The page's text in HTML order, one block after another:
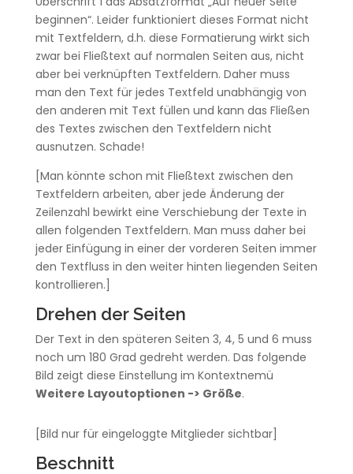
beginnen“. Leider funktioniert dieses Format nicht
mit Textfeldern, d.h. diese Formatierung wirkt sich
zwar bei Fließtext auf normalen Seiten aus, nicht
aber bei verknüpften Textfeldern. Daher muss
man den Text für jedes Textfeld unabhängig von
den anderen mit Text füllen und kann das Fließen
des Textes zwischen den Textfeldern nicht
ausnutzen. Schade!
[Man könnte schon mit Fließtext zwischen den
Textfeldern arbeiten, aber jede Änderung der
Zeilenzahl bewirkt eine Verschiebung der Texte in
allen folgenden Textfeldern. Man muss daher bei
jeder Einfügung in einer der vorderen Seiten immer
den Textfluss in den weiter hinten liegenden Seiten
kontrollieren.]
Drehen der Seiten
Der Text in den späteren Seiten 3, 4, 5 und 6 muss
noch um 180 Grad gedreht werden. Das folgende
Bild zeigt diese Einstellung im Kontextnemü
Weitere Layoutoptionen -> Größe.
[Bild nur für eingeloggte Mitglieder sichtbar]
Beschnitt